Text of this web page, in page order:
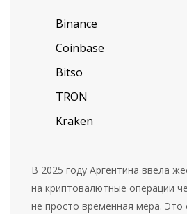
Binance
Coinbase
Bitso
TRON
Kraken
В 2025 году Аргентина ввела
на криптовалютные операции
не просто временная мера. Это